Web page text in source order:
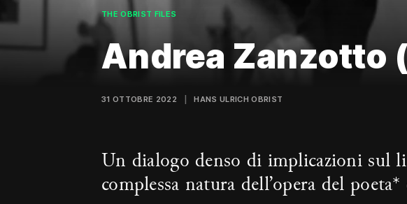
THE OBRIST FILES
Andrea Zanzotto
31 OTTOBRE 2022 HANS ULRICH OBRIST
Un dialogo denso di implicazioni sul
complessa natura dell’opera del